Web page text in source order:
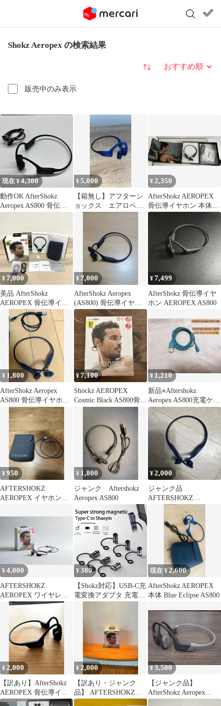
Shokz Aeropex の検索結果
販売中のみ表示
並び替え
現在 ¥4,300
動作OK AfterShokz
Aeropex AS800 骨伝導
イヤホン
¥5,000
【箱無し】アフターシ
ョックス エアロペク
¥ 2,350
AfterShokz AEROPEX
骨伝導イヤホン 本体
ジャンク品
¥ 7,000
美品 AfterShokz
AEROPEX 骨伝導イヤ
ホン 本体 動作品
¥ 7,000
AfterShokz Aeropex
(AS800) 骨伝導イヤホ
ン 本体
¥7,499
AfterShokz 骨伝導イヤ
ホン AEROPEX AS800
¥ 1,800
AfterShokz Aeropex
AS800 骨伝導イヤホン
ジャンク
¥7,100
Shockz AEROPEX
Cosmic Black AS800骨伝
¥1,210
新品⭐︎Aftershokz
Aeropex AS800充電ケー
ブル1.8m
¥950
AFTERSHOKZ
AEROPEX イヤホンケ
¥ 1,800
ジャンク Aftershokz
Aeropex AS800
¥2,000
ジャンク品
AFTERSHOKZ
AEROPEX 骨伝導イヤ
¥4,000
AFTERSHOKZ
AEROPEX ワイヤレス
骨伝導イヤフォン
¥380
【Shokz対応】USB-C充
電変換アダプタ 充電器
パープル/シルバー）｜
Aeropex・OpenRun・
OpenSwim対応｜ショッ
クス AfterShokz
現在 ¥2,600
AfterShokz AEROPEX
本体 Blue Eclipse AS800
¥ 2,000
【訳あり】AfterShokz
AEROPEX 骨伝導イヤ
ホン 本体
¥ 2,000
【訳あり・ジャンク
品】 AFTERSHOKZ骨
伝導イアホン本体
¥3,500
【ジャンク品】
AfterShokz Aeropex
AS800 骨伝導イヤホン